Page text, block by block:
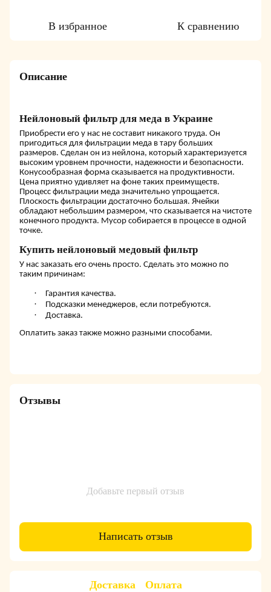
В избранное К сравнению
Описание
Нейлоновый фильтр для меда в Украине
Приобрести его у нас не составит никакого труда. Он
пригодиться для фильтрации меда в тару больших
размеров. Сделан он из нейлона, который характеризуется
высоким уровнем прочности, надежности и безопасности.
Конусообразная форма сказывается на продуктивности.
Цена приятно удивляет на фоне таких преимуществ.
Процесс фильтрации меда значительно упрощается.
Плоскость фильтрации достаточно большая. Ячейки
обладают небольшим размером, что сказывается на чистоте
конечного продукта. Мусор собирается в процессе в одной
точке.
Купить нейлоновый медовый фильтр
У нас заказать его очень просто. Сделать это можно по
таким причинам:
· Гарантия качества.
· Подсказки менеджеров, если потребуются.
·
Доставка.
Оплатить заказ также можно разными способами.
Отзывы
Добавьте первый отзыв
Написать отзыв
Доставка Оплата